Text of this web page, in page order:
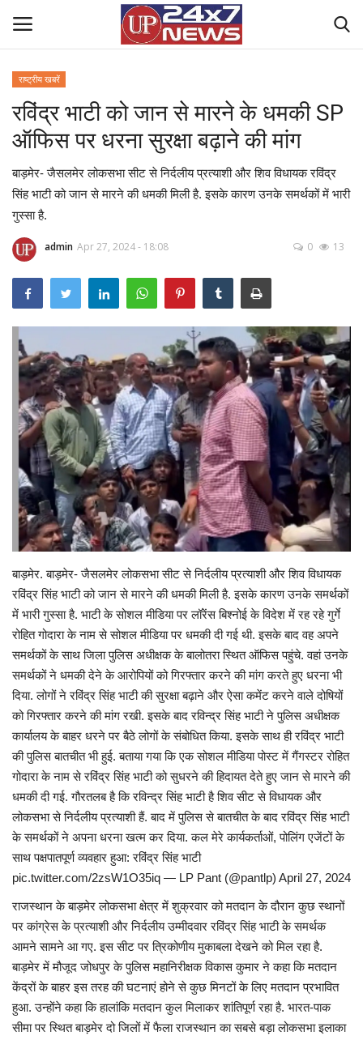
Home
Contact Us
राष्ट्रीय खबरें
उत्तर प्रदेश
बिज़नेस
मनोरंजन
Gallery
क्रिकेट
अजब गज़ब
टीवी
करियर
राष्ट्रीय खबरें
रविंद्र भाटी को जान से मारने के धमकी SP
ऑफिस पर धरना सुरक्षा बढ़ाने की मांग
बाड़मेर- जैसलमेर लोकसभा सीट से निर्दलीय प्रत्याशी और शिव विधायक रविंद्र
सिंह भाटी को जान से मारने की धमकी मिली है. इसके कारण उनके समर्थकों में भारी
गुस्सा है.
admin Apr 27, 2024 - 18:08 0 13
बाड़मेर. बाड़मेर- जैसलमेर लोकसभा सीट से निर्दलीय प्रत्याशी और शिव विधायक
रविंद्र सिंह भाटी को जान से मारने की धमकी मिली है. इसके कारण उनके समर्थकों
में भारी गुस्सा है. भाटी के सोशल मीडिया पर लॉरेंस बिश्नोई के विदेश में रह रहे गुर्गे
रोहित गोदारा के नाम से सोशल मीडिया पर धमकी दी गई थी. इसके बाद वह अपने
समर्थकों के साथ जिला पुलिस अधीक्षक के बालोतरा स्थित ऑफिस पहुंचे. वहां उनके
समर्थकों ने धमकी देने के आरोपियों को गिरफ्तार करने की मांग करते हुए धरना भी
दिया. लोगों ने रविंद्र सिंह भाटी की सुरक्षा बढ़ाने और ऐसा कमेंट करने वाले दोषियों
को गिरफ्तार करने की मांग रखी. इसके बाद रविन्द्र सिंह भाटी ने पुलिस अधीक्षक
कार्यालय के बाहर धरने पर बैठे लोगों के संबोधित किया. इसके साथ ही रविंद्र भाटी
की पुलिस बातचीत भी हुई. बताया गया कि एक सोशल मीडिया पोस्ट में गैंगस्टर रोहित
गोदारा के नाम से रविंद्र सिंह भाटी को सुधरने की हिदायत देते हुए जान से मारने की
धमकी दी गई. गौरतलब है कि रविन्द्र सिंह भाटी है शिव सीट से विधायक और
लोकसभा से निर्दलीय प्रत्याशी हैं. बाद में पुलिस से बातचीत के बाद रविंद्र सिंह भाटी
के समर्थकों ने अपना धरना खत्म कर दिया. कल मेरे कार्यकर्ताओं, पोलिंग एजेंटों के
साथ पक्षपातपूर्ण व्यवहार हुआ: रविंद्र सिंह भाटी
pic.twitter.com/2zsW1O35iq — LP Pant (@pantlp) April 27, 2024
राजस्थान के बाड़मेर लोकसभा क्षेत्र में शुक्रवार को मतदान के दौरान कुछ स्थानों
पर कांग्रेस के प्रत्याशी और निर्दलीय उम्मीदवार रविंद्र सिंह भाटी के समर्थक
आमने सामने आ गए. इस सीट पर त्रिकोणीय मुकाबला देखने को मिल रहा है.
बाड़मेर में मौजूद जोधपुर के पुलिस महानिरीक्षक विकास कुमार ने कहा कि मतदान
केंद्रों के बाहर इस तरह की घटनाएं होने से कुछ मिनटों के लिए मतदान प्रभावित
हुआ. उन्होंने कहा कि हालांकि मतदान कुल मिलाकर शांतिपूर्ण रहा है. भारत-पाक
सीमा पर स्थित बाड़मेर दो जिलों में फैला राजस्थान का सबसे बड़ा लोकसभा इलाका